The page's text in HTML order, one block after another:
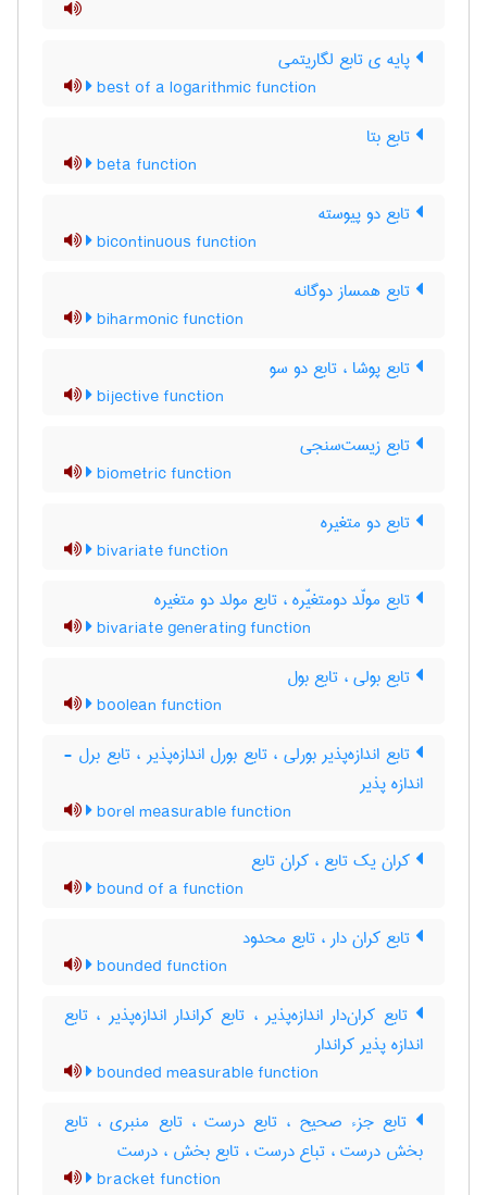
پایه ی تابع لگاریتمی
best of a logarithmic function
تابع بتا
beta function
تابع دو پیوسته
bicontinuous function
تابع همساز دوگانه
biharmonic function
تابع پوشا ، تابع دو سو
bijective function
تابع زیست‌سنجی
biometric function
تابع دو متغیره
bivariate function
تابع مولّد دومتغیّره ، تابع مولد دو متغیره
bivariate generating function
تابع بولی ، تابع بول
boolean function
تابع اندازه‌پذیر بورلی ، تابع بورل اندازه‌پذیر ، تابع برل -
اندازه پذیر
borel measurable function
کران یک تابع ، کران تابع
bound of a function
تابع کران دار ، تابع محدود
bounded function
تابع کران‌دار اندازه‌پذیر ، تابع کراندار اندازه‌پذیر ، تابع
اندازه پذیر کراندار
bounded measurable function
تابع جزء صحیح ، تابع درست ، تابع منبری ، تابع
بخش درست ، تباع درست ، تابع بخش ، درست
bracket function